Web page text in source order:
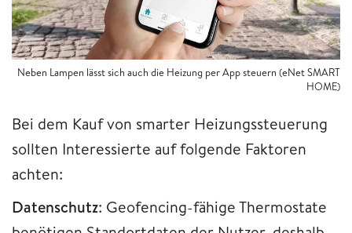
Neben Lampen lässt sich auch die Heizung per App steuern (eNet SMART
HOME)
Bei dem Kauf von smarter Heizungssteuerung
sollten Interessierte auf folgende Faktoren
achten:
Datenschutz: Geofencing-fähige Thermostate